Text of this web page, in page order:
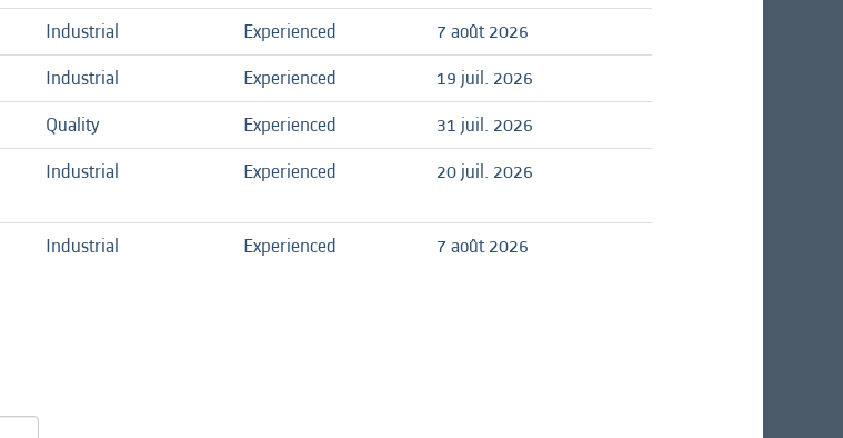
Industrial Experienced
7 août 2026
Industrial Experienced
19 juil. 2026
Quality Experienced
31 juil. 2026
Industrial Experienced 20 juil. 2026
Industrial Experienced 7 août 2026